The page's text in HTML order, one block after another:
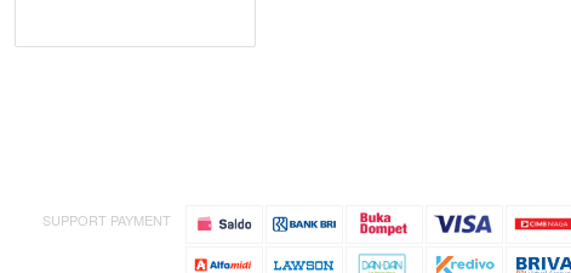
SUPPORT PAYMENT